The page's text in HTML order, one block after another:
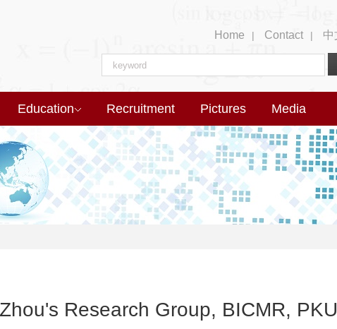
Home | Contact | 中
Education Recruitment Pictures Media
Research Group, BICMR, PKU